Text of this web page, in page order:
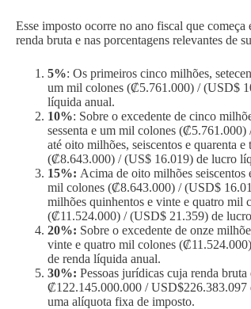
Esse imposto ocorre no ano fiscal que
renda bruta e nas porcentagens relevantes de
5%: Os primeiros cinco milhões,
um mil colones (₡5.761.000) / (USD$
líquida anual.
10%: Sobre o excedente de cinco
sessenta e um mil colones
até oito milhões, seiscentos e quarenta e
(₡8.643.000) / (US$ 16.019) de lucro
15%: Acima de oito milhões seiscentos
mil colones (₡8.643.000) / (USD$
milhões quinhentos e vinte e quatro mil
(₡11.524.000) / (USD$ 21.359) de
20%: Sobre o excedente de onze
vinte e quatro mil colones
de renda líquida anual.
30%: Pessoas jurídicas cuja renda bruta
₡122.145.000.000 / USD$226.383.097
uma alíquota fixa de imposto.